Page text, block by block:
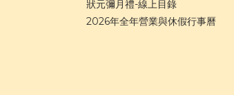
狀元彌月禮-線上目錄
2026年全年營業與休假行事曆